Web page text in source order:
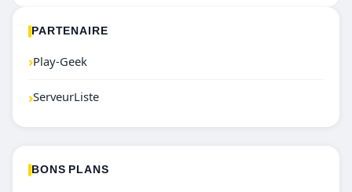
PARTENAIRE
›Play-Geek
›ServeurListe
BONS PLANS